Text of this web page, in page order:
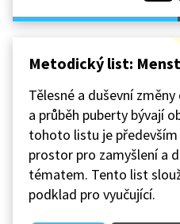
Metodický list:
Tělesné a duševní
a průběh puberty bývají
tohoto listu je
prostor pro zamyšlení a
tématem. Tento list
podklad pro vyučující.